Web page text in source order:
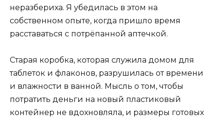
неразбериха. Я убедилась в этом на
собственном опыте, когда пришло время
расставаться с потрёпанной аптечкой.
Старая коробка, которая служила домом для
таблеток и флаконов, разрушилась от времени
и влажности в ванной. Мысль о том, чтобы
потратить деньги на новый пластиковый
контейнер не вдохновляла, и размеры готовых